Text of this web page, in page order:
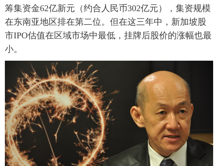
科技 能源 房产 公司
图片 视频 彩票 食品
金融 公益 军事 无人机
富媒体 摄影 新华广播
新华电视中文 新华电视英文 返回PC
筹集资金62亿新元（约合人民币302亿元），集资规模
在东南亚地区排在第二位。但在这三年中，新加坡股
市IPO估值在区域市场中最低，挂牌后股价的涨幅也最
小。